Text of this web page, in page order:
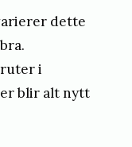
dette
i
blir alt nytt